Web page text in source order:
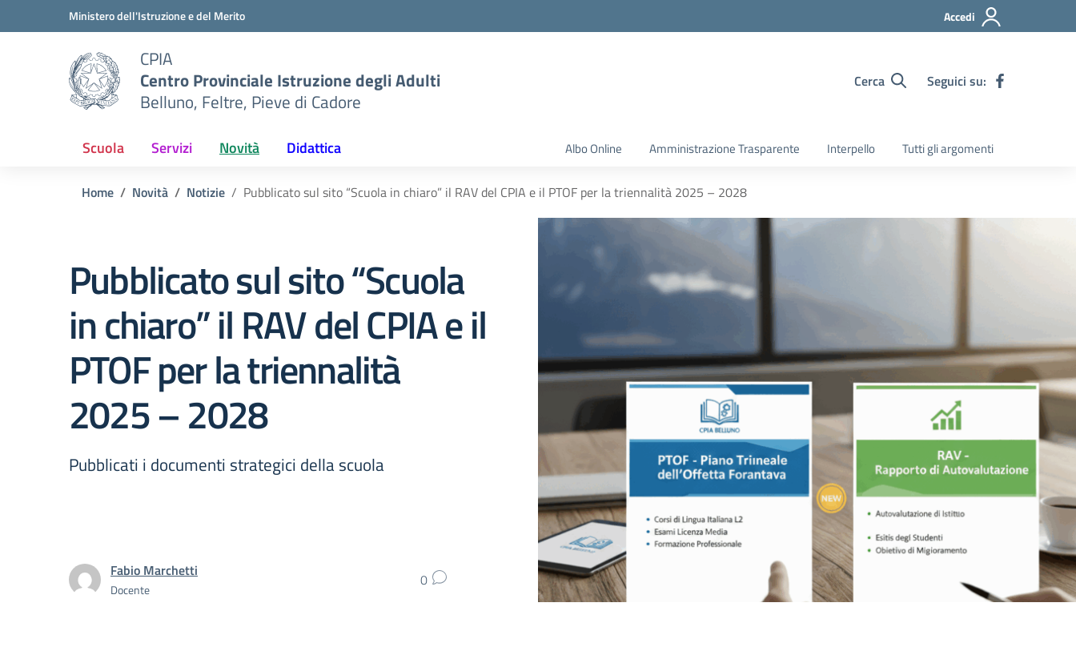
Vai ai contenuti
Vai al menu di navigazioneMinistero dell'Istruzione e del Merito Accedi
CPIA
Centro Provinciale Istruzione degli Adulti
Belluno, Feltre, Pieve di Cadore
Cerca Seguici su:
Scuola Servizi Novità Didattica Albo Online Amministrazione Trasparente Interpello Tutti gli argomenti
Home Novità Notizie Pubblicato sul sito “Scuola in chiaro” il RAV del CPIA e il PTOF per la triennalità 2025 – 2028
Pubblicato sul sito “Scuola
in chiaro” il RAV del CPIA e il
PTOF per la triennalità
2025 – 2028
Pubblicati i documenti strategici della scuola
Fabio Marchetti
Docente 0